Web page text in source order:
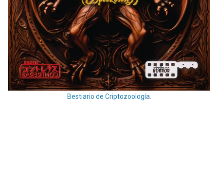
Bestiario de Criptozoología.